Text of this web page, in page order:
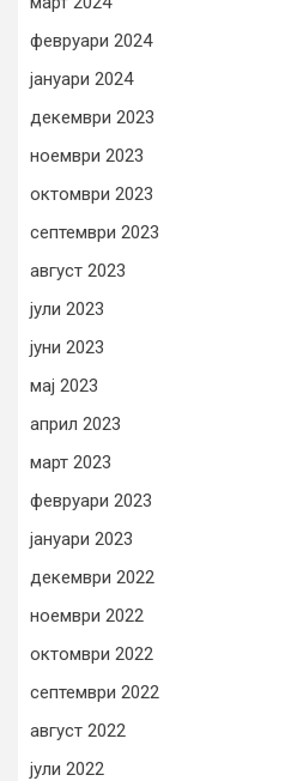
февруари 2024
јануари 2024
декември 2023
ноември 2023
октомври 2023
септември 2023
август 2023
јули 2023
јуни 2023
мај 2023
април 2023
март 2023
февруари 2023
јануари 2023
декември 2022
ноември 2022
октомври 2022
септември 2022
август 2022
јули 2022